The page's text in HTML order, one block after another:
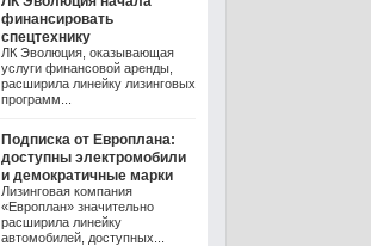
финансировать
спецтехнику
ЛК Эволюция, оказывающая
услуги финансовой аренды,
расширила линейку лизинговых
программ...
Подписка от Европлана:
доступны электромобили
и демократичные марки
Лизинговая компания
«Европлан» значительно
расширила линейку
автомобилей, доступных...